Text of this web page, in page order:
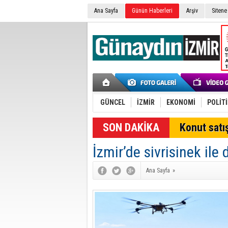
Ana Sayfa Günün Haberleri Arşiv
GÜNCEL İZMİR EKONOMİ
SON DAKİKA Konut
İzmir’de sivrisinek ile
Ana Sayfa »